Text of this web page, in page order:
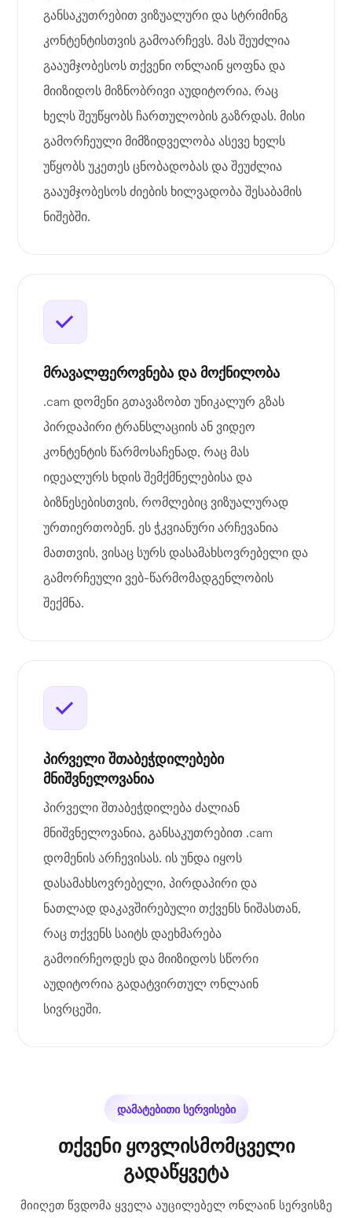
განსაკუთრებით ვიზუალური და სტრიმინგ
კონტენტისთვის გამოარჩევს. მას შეუძლია
გააუმჯობესოს თქვენი ონლაინ ყოფნა და
მიიზიდოს მიზნობრივი აუდიტორია, რაც
ხელს შეუწყობს ჩართულობის გაზრდას. მისი
გამორჩეული მიმზიდველობა ასევე ხელს
უწყობს უკეთეს ცნობადობას და შეუძლია
გააუმჯობესოს ძიების ხილვადობა შესაბამის
ნიშებში.
მრავალფეროვნება და მოქნილობა
.cam დომენი გთავაზობთ უნიკალურ გზას
პირდაპირი ტრანსლაციის ან ვიდეო
კონტენტის წარმოსაჩენად, რაც მას
იდეალურს ხდის შემქმნელებისა და
ბიზნესებისთვის, რომლებიც ვიზუალურად
ურთიერთობენ. ეს ჭკვიანური არჩევანია
მათთვის, ვისაც სურს დასამახსოვრებელი და
გამორჩეული ვებ-წარმომადგენლობის
შექმნა.
პირველი შთაბეჭდილებები
მნიშვნელოვანია
პირველი შთაბეჭდილება ძალიან
მნიშვნელოვანია, განსაკუთრებით .cam
დომენის არჩევისას. ის უნდა იყოს
დასამახსოვრებელი, პირდაპირი და
ნათლად დაკავშირებული თქვენს ნიშასთან,
რაც თქვენს საიტს დაეხმარება
გამოირჩეოდეს და მიიზიდოს სწორი
აუდიტორია გადატვირთულ ონლაინ
სივრცეში.
დამატებითი სერვისები
თქვენი ყოვლისმომცველი
გადაწყვეტა
მიიღეთ წვდომა ყველა აუცილებელ ონლაინ სერვისზე